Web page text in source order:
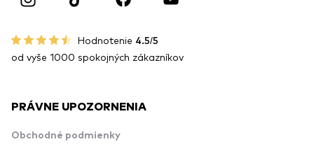
Hodnotenie 4.5/5
od vyše 1000 spokojných zákazníkov
PRÁVNE UPOZORNENIA
Obchodné podmienky